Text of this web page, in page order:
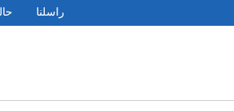
راسلنا